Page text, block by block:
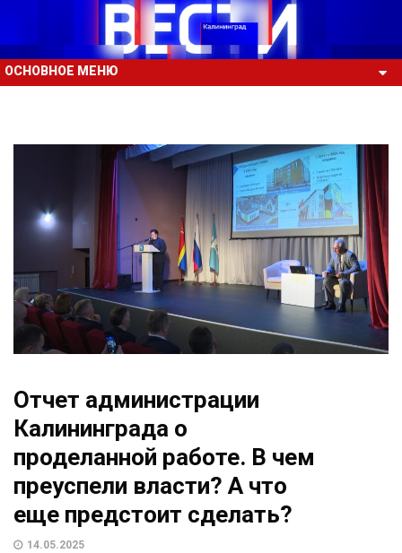
ОСНОВНОЕ МЕНЮ
Отчет администрации
Калининграда о
проделанной работе. В чем
преуспели власти? А что
еще предстоит сделать?
14.05.2025